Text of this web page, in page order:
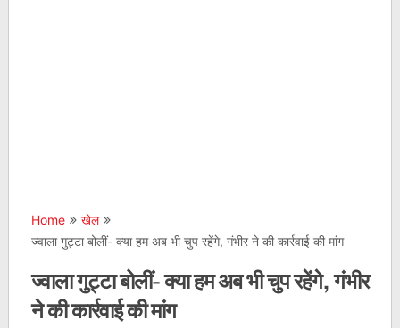
Home
खेल
ज्वाला गुट्टा बोलीं- क्या हम अब भी चुप रहेंगे, गंभीर ने की कार्रवाई की मांग
ज्वाला गुट्टा बोलीं- क्या हम अब भी चुप रहेंगे, गंभीर
ने की कार्रवाई की मांग